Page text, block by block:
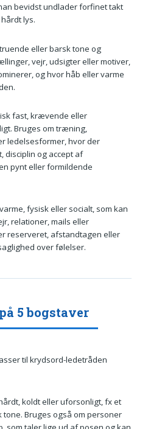
bevidst undlader forfinet takt
lys.
eller barsk tone og
vejr, udsigter eller motiver,
og hvor håb eller varme
fast, krævende eller
Bruges om træning,
ledelsesformer, hvor der
disciplin og accept af
pynt eller formildende
fysisk eller socialt, som kan
relationer, mails eller
reserveret, afstandtagen eller
over følelser.
5 bogstaver
til krydsord-ledetråden
koldt eller uforsonligt, fx et
Bruges også om personer